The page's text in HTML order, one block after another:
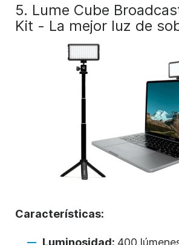
5. Lume Cube
Kit - La mejor luz de
Características:
Luminosidad: 400